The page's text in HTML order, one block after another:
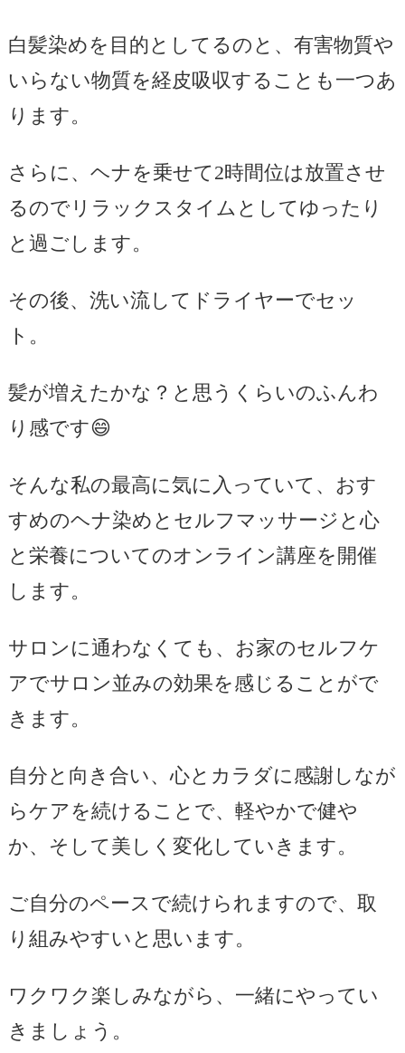
白髪染めを目的としてるのと、有害物質や
いらない物質を経皮吸収することも一つあ
ります。
さらに、ヘナを乗せて2時間位は放置させ
るのでリラックスタイムとしてゆったり
と過ごします。
その後、洗い流してドライヤーでセッ
ト。
髪が増えたかな？と思うくらいのふんわ
り感です😄
そんな私の最高に気に入っていて、おす
すめのヘナ染めとセルフマッサージと心
と栄養についてのオンライン講座を開催
します。
サロンに通わなくても、お家のセルフケ
アでサロン並みの効果を感じることがで
きます。
自分と向き合い、心とカラダに感謝しなが
らケアを続けることで、軽やかで健や
か、そして美しく変化していきます。
ご自分のペースで続けられますので、取
り組みやすいと思います。
ワクワク楽しみながら、一緒にやってい
きましょう。